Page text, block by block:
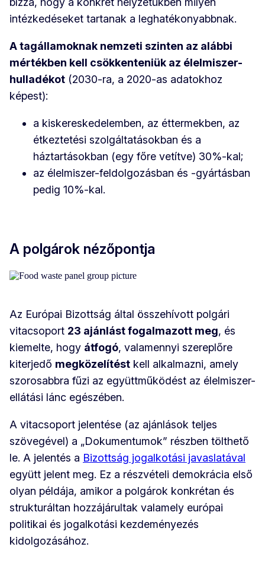
intézkedéseket tartanak a leghatékonyabbnak.
A tagállamoknak nemzeti szinten az alábbi
mértékben kell csökkenteniük az élelmiszer-
hulladékot (2030-ra, a 2020-as adatokhoz
képest):
a kiskereskedelemben, az éttermekben, az
étkeztetési szolgáltatásokban és a
háztartásokban (egy főre vetítve) 30%-kal;
az élelmiszer-feldolgozásban és -gyártásban
pedig 10%-kal.
A polgárok nézőpontja
Az Európai Bizottság által összehívott polgári
vitacsoport 23 ajánlást fogalmazott meg, és
kiemelte, hogy átfogó, valamennyi szereplőre
kiterjedő megközelítést kell alkalmazni, amely
szorosabbra fűzi az együttműködést az élelmiszer-
ellátási lánc egészében.
A vitacsoport jelentése (az ajánlások teljes
szövegével) a „Dokumentumok” részben tölthető
le. A jelentés a Bizottság jogalkotási javaslatával
együtt jelent meg. Ez a részvételi demokrácia első
olyan példája, amikor a polgárok konkrétan és
strukturáltan hozzájárultak valamely európai
politikai és jogalkotási kezdeményezés
kidolgozásához.